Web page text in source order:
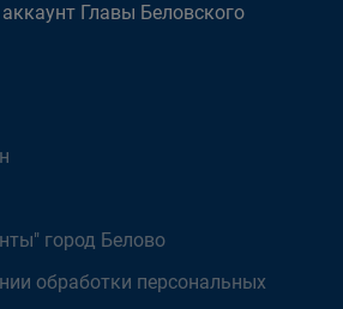
Главы Беловского
город Белово
обработки персональных